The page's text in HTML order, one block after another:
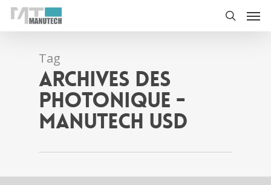
Tag
Archives des
photonique -
Manutech USD